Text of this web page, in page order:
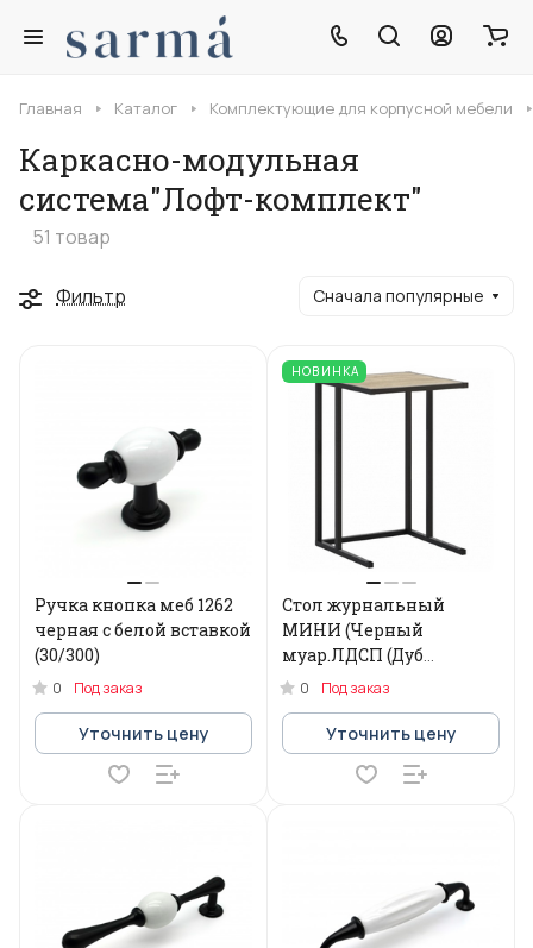
Главная Каталог Комплектующие для корпусной мебели
Каркасно-модульная
система"Лофт-комплект"
51 товар
Фильтр Сначала популярные
Ручка кнопка меб 1262
черная с белой вставкой
(30/300)
0 Под заказ
Уточнить цену
НОВИНКА
Стол журнальный
МИНИ (Черный
муар.ЛДСП (Дуб
Сонома))
0 Под заказ
Уточнить цену